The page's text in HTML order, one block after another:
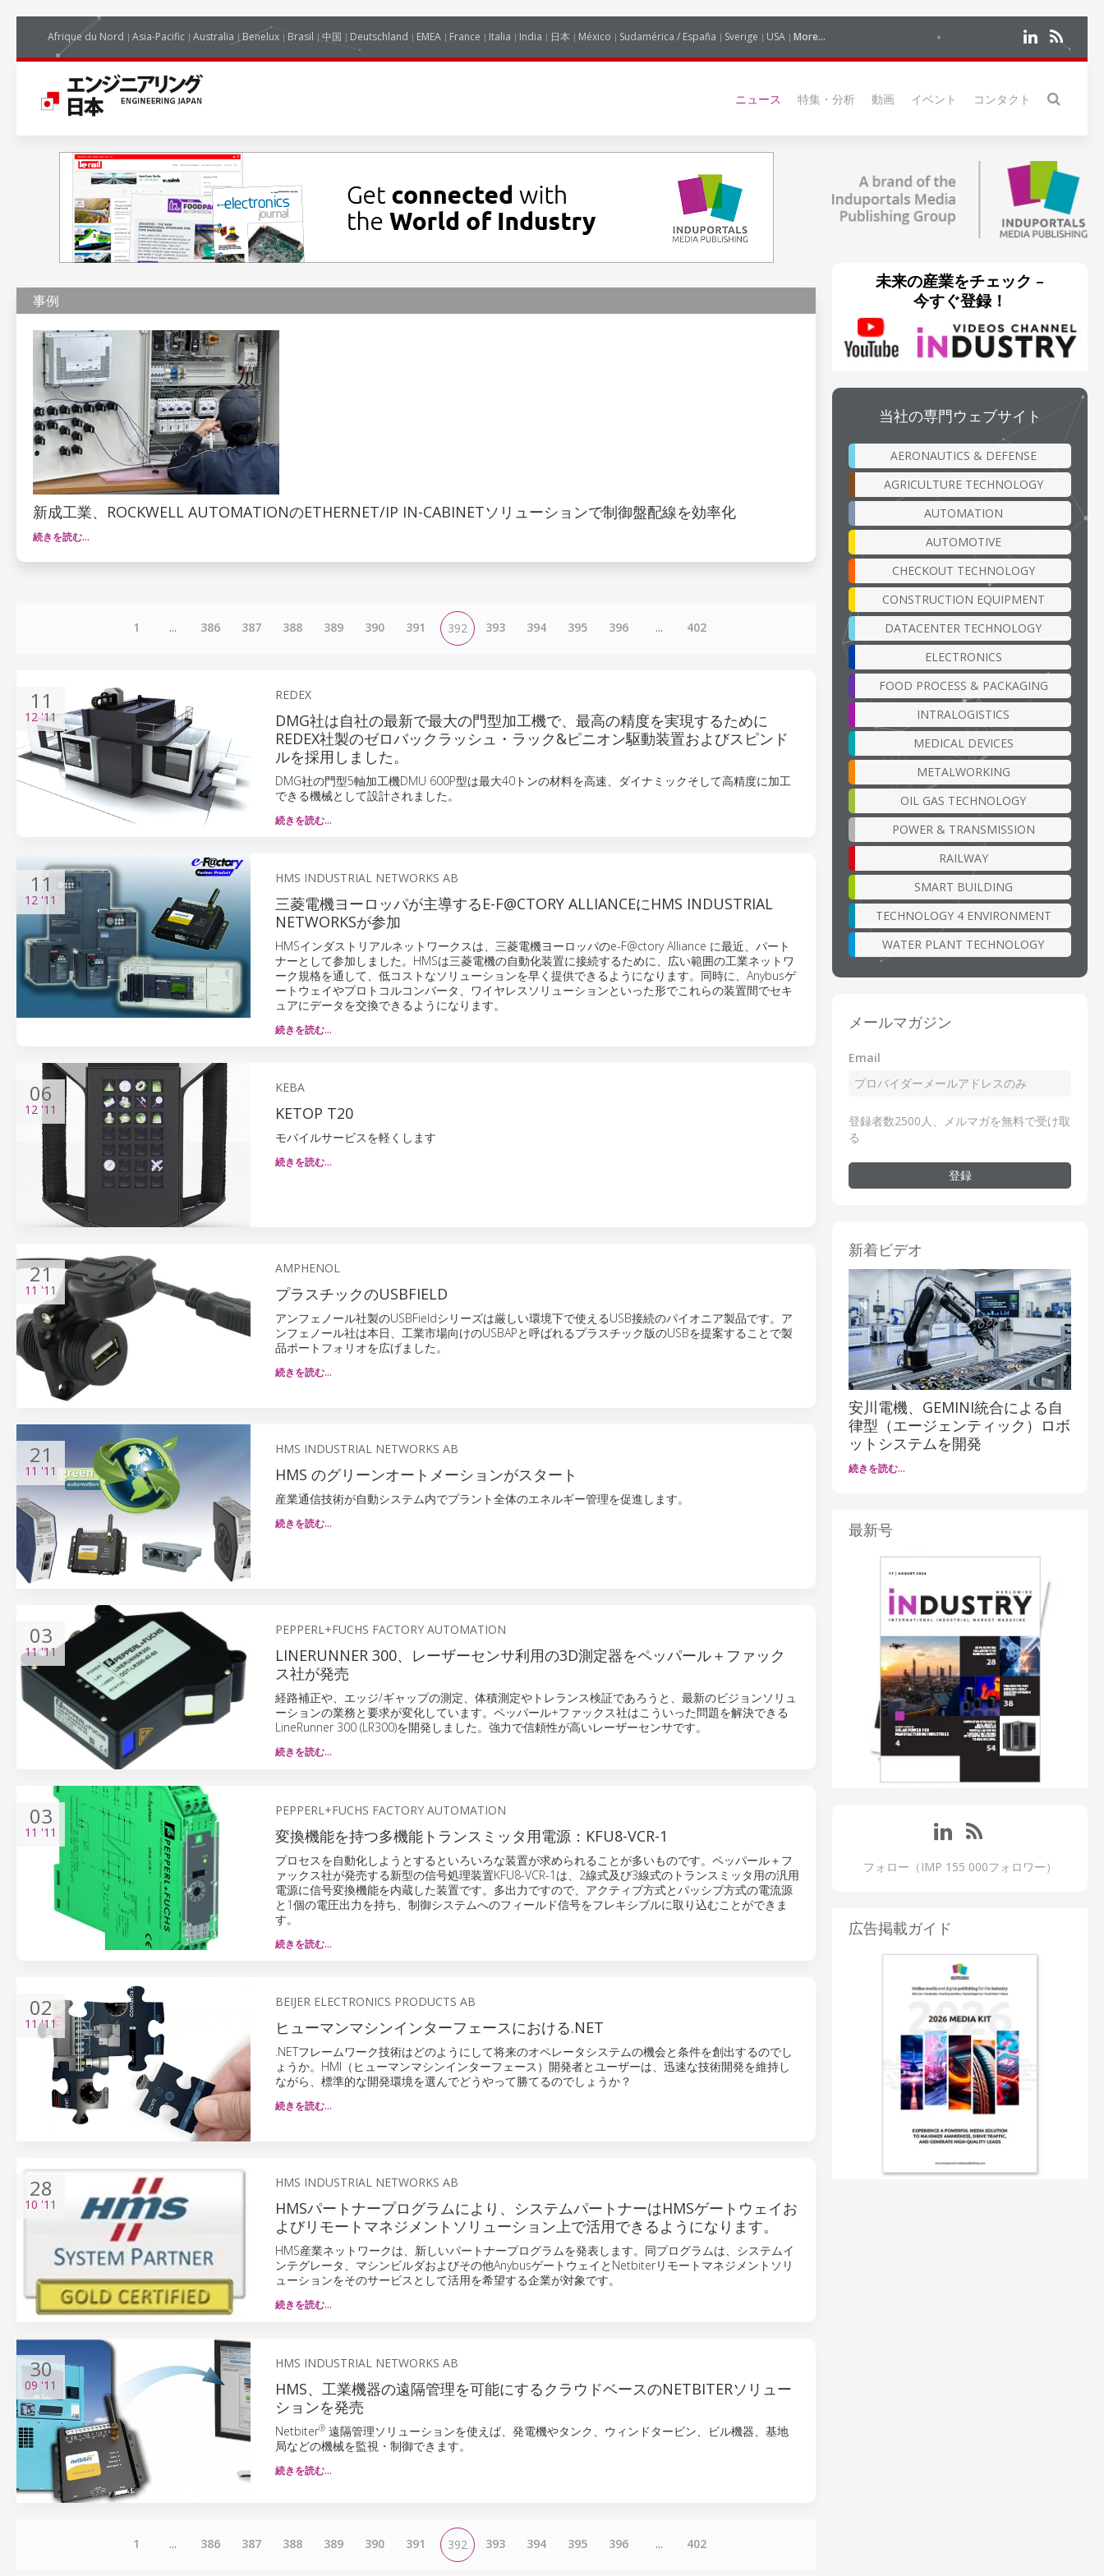
Afrique du Nord Asia-Pacific Australia Benelux Brasil 中国 Deutschland EMEA France Italia India 日本 México Sudamérica / España Sverige USA More...
ニュース 特集・分析 動画 イベント コンタクト
事例
新成工業、ROCKWELL AUTOMATIONのETHERNET/IP IN-CABINETソリューションで制御盤配線を効率化
続きを読む…
1 ... 386 387 388 389 390 391 392 393 394 395 396 ... 402
11
12'11
REDEX
DMG社は自社の最新で最大の門型加工機で、最高の精度を実現するために
REDEX社製のゼロバックラッシュ・ラック&ピニオン駆動装置およびスピンド
ルを採用しました。
DMG社の門型5軸加工機DMU 600P型は最大40トンの材料を高速、ダイナミックそして高精度に加工
できる機械として設計されました。
続きを読む…
11
12 '11
HMS INDUSTRIAL NETWORKS AB
三菱電機ヨーロッパが主導するE-F@CTORY ALLIANCEにHMS INDUSTRIAL
NETWORKSが参加
HMSインダストリアルネットワークスは、三菱電機ヨーロッパのe-F@ctory Alliance に最近、パート
ナーとして参加しました。HMSは三菱電機の自動化装置に接続するために、広い範囲の工業ネットワ
ーク規格を通して、低コストなソリューションを早く提供できるようになります。同時に、Anybusゲ
ートウェイやプロトコルコンバータ、ワイヤレスソリューションといった形でこれらの装置間でセキ
ュアにデータを交換できるようになります。
続きを読む…
06
12 '11
KEBA
KETOP T20
モバイルサービスを軽くします
続きを読む…
21
11 '11
AMPHENOL
プラスチックのUSBFIELD
アンフェノール社製のUSBFieldシリーズは厳しい環境下で使えるUSB接続のパイオニア製品です。ア
ンフェノール社は本日、工業市場向けのUSBAPと呼ばれるプラスチック版のUSBを提案することで製
品ポートフォリオを広げました。
続きを読む…
21
11 '11
HMS INDUSTRIAL NETWORKS AB
HMS のグリーンオートメーションがスタート
産業通信技術が自動システム内でプラント全体のエネルギー管理を促進します。
続きを読む…
03
11'11
PEPPERL+FUCHS FACTORY AUTOMATION
LINERUNNER 300、レーザーセンサ利用の3D測定器をペッパール＋ファック
ス社が発売
経路補正や、エッジ/ギャップの測定、体積測定やトレランス検証であろうと、最新のビジョンソリュ
ーションの業務と要求が変化しています。ペッパール+ファックス社はこういった問題を解決できる
LineRunner 300 (LR300)を開発しました。強力で信頼性が高いレーザーセンサです。
続きを読む…
03
11 '11
PEPPERL+FUCHS FACTORY AUTOMATION
変換機能を持つ多機能トランスミッタ用電源：KFU8-VCR-1
プロセスを自動化しようとするといろいろな装置が求められることが多いものです。ペッパール＋フ
ァックス社が発売する新型の信号処理装置KFU8-VCR-1は、2線式及び3線式のトランスミッタ用の汎用
電源に信号変換機能を内蔵した装置です。多出力ですので、アクティブ方式とパッシブ方式の電流源
と1個の電圧出力を持ち、制御システムへのフィールド信号をフレキシブルに取り込むことができま
す。
続きを読む…
02
11'11
BEIJER ELECTRONICS PRODUCTS AB
ヒューマンマシンインターフェースにおける.NET
.NETフレームワーク技術はどのようにして将来のオペレータシステムの機会と条件を創出するのでし
ょうか。HMI（ヒューマンマシンインターフェース）開発者とユーザーは、迅速な技術開発を維持し
ながら、標準的な開発環境を選んでどうやって勝てるのでしょうか？
続きを読む…
28
10 '11
HMS INDUSTRIAL NETWORKS AB
HMSパートナープログラムにより、システムパートナーはHMSゲートウェイお
よびリモートマネジメントソリューション上で活用できるようになります。
HMS産業ネットワークは、新しいパートナープログラムを発表します。同プログラムは、システムイ
ンテグレータ、マシンビルダおよびその他AnybusゲートウェイとNetbiterリモートマネジメントソリ
ューションをそのサービスとして活用を希望する企業が対象です。
続きを読む…
30
09 '11
HMS INDUSTRIAL NETWORKS AB
HMS、工業機器の遠隔管理を可能にするクラウドベースのNETBITERソリュー
ションを発売
Netbiter®遠隔管理ソリューションを使えば、発電機やタンク、ウィンドタービン、ビル機器、基地
局などの機械を監視・制御できます。
続きを読む…
1 ... 386 387 388 389 390 391 392 393 394 395 396 ... 402
未来の産業をチェック –
今すぐ登録！
当社の専門ウェブサイト
AERONAUTICS & DEFENSE
AGRICULTURE TECHNOLOGY
AUTOMATION
AUTOMOTIVE
CHECKOUT TECHNOLOGY
CONSTRUCTION EQUIPMENT
DATACENTER TECHNOLOGY
ELECTRONICS
FOOD PROCESS & PACKAGING
INTRALOGISTICS
MEDICAL DEVICES
METALWORKING
OIL GAS TECHNOLOGY
POWER & TRANSMISSION
RAILWAY
SMART BUILDING
TECHNOLOGY 4 ENVIRONMENT
WATER PLANT TECHNOLOGY
メールマガジン
Email
登録者数2500人、メルマガを無料で受け取
る
登録
新着ビデオ
安川電機、GEMINI統合による自
律型（エージェンティック）ロボ
ットシステムを開発
続きを読む…
最新号
フォロー（IMP 155 000フォロワー）
広告掲載ガイド